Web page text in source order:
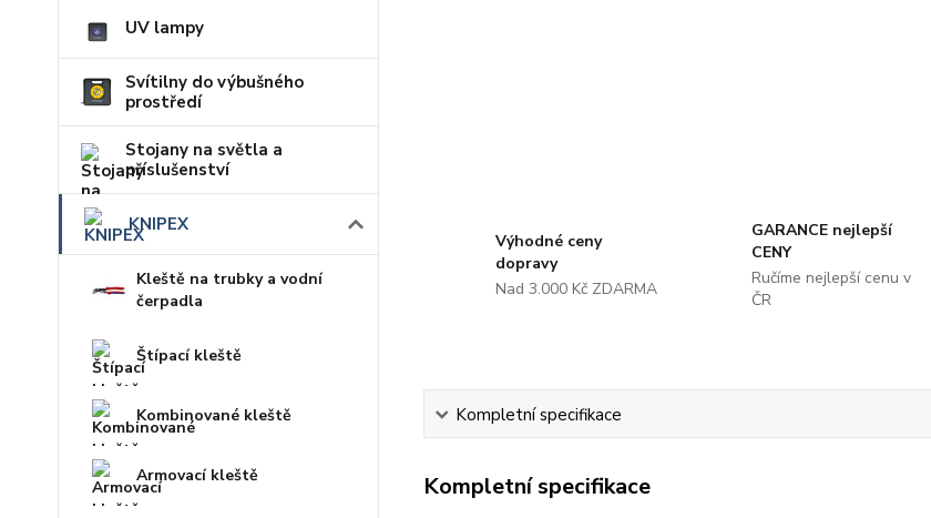
UV lampy
Svítilny do výbušného
prostředí
Stojany na světla a
příslušenství
KNIPEX
Kleště na trubky a vodní
čerpadla
Štípací kleště
Kombinované kleště
Armovací kleště
Výhodné ceny
dopravy
Nad 3.000 Kč ZDARMA
GARANCE nejlepší
CENY
Ručíme nejlepší cenu v
ČR
Kompletní specifikace
Kompletní specifikace